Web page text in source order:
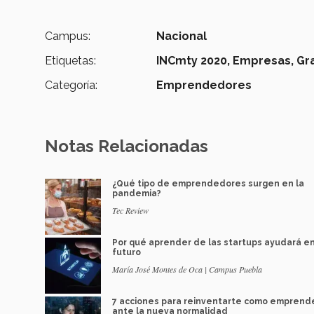
Campus:
Nacional
Etiquetas:
INCmty 2020, Empresas,
Categoría:
Emprendedores
Notas Relacionadas
¿Qué tipo de emprendedores surgen en la
pandemia?
Tec Review
Por qué aprender de las startups ayudará
futuro
María José Montes de Oca | Campus Puebla
7 acciones para reinventarte como
ante la nueva normalidad